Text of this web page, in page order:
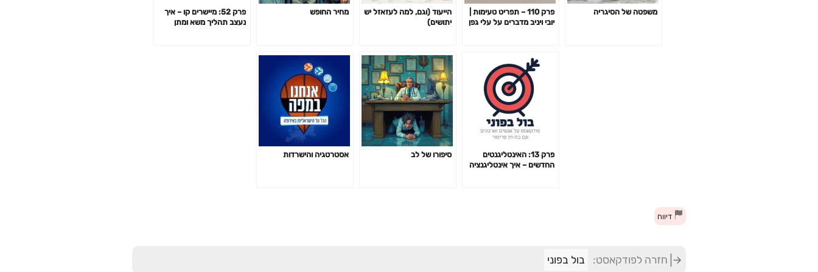
משפטה של הסיגריה
פרק 110 – תפריט טעימות |
יובי ויניב מדברים על עלי גפן
הייעוד (וגם, למה לעזאזל יש
יתושים)
מחיר החופש
פרק 52: מיישרים קו – איך
נעצב תהליך משא ומתן
פרק 13: האינטליגנטים
החדשים – איך אינטליגנציה
סיפורו של לב אסטרטגיה והישרדות
דיווח
חזרה לפודקאסט: בול בפוני